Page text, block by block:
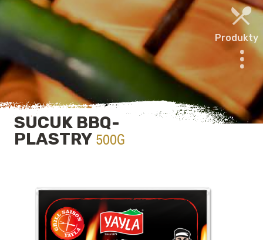
Produkty
SUCUK BBQ-
PLASTRY 500G